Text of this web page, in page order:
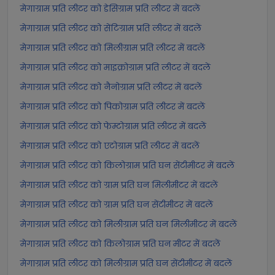
मेगाग्राम प्रति लीटर को डेसिग्राम प्रति लीटर में बदलें
मेगाग्राम प्रति लीटर को सेंटिग्राम प्रति लीटर में बदलें
मेगाग्राम प्रति लीटर को मिलीग्राम प्रति लीटर में बदलें
मेगाग्राम प्रति लीटर को माइक्रोग्राम प्रति लीटर में बदलें
मेगाग्राम प्रति लीटर को नैनोग्राम प्रति लीटर में बदलें
मेगाग्राम प्रति लीटर को पिकोग्राम प्रति लीटर में बदलें
मेगाग्राम प्रति लीटर को फेम्टोग्राम प्रति लीटर में बदलें
मेगाग्राम प्रति लीटर को एटोग्राम प्रति लीटर में बदलें
मेगाग्राम प्रति लीटर को किलोग्राम प्रति घन सेंटीमीटर में बदलें
मेगाग्राम प्रति लीटर को ग्राम प्रति घन मिलीमीटर में बदलें
मेगाग्राम प्रति लीटर को ग्राम प्रति घन सेंटीमीटर में बदलें
मेगाग्राम प्रति लीटर को मिलीग्राम प्रति घन मिलीमीटर में बदलें
मेगाग्राम प्रति लीटर को किलोग्राम प्रति घन मीटर में बदलें
मेगाग्राम प्रति लीटर को मिलीग्राम प्रति घन सेंटीमीटर में बदलें